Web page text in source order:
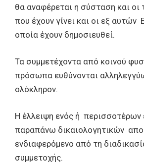
θα αναφέρεται η σύσταση και οι
που έχουν γίνει και οι εξ
οποία έχουν δημοσιευθεί.
Τα συμμετέχοντα από κοινού
πρόσωπα ευθύνονται
ολόκληρον.
Η έλλειψη ενός ή περισσοτέρων
παραπάνω δικαιολογητικών
ενδιαφερόμενο από τη
συμμετοχής.